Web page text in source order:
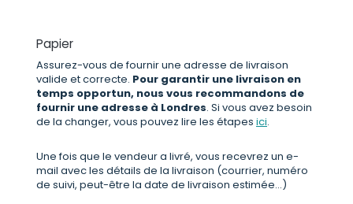
Papier
Assurez-vous de fournir une adresse de livraison
valide et correcte. Pour garantir une livraison en
temps opportun, nous vous recommandons de
fournir une adresse à Londres. Si vous avez besoin
de la changer, vous pouvez lire les étapes ici.
Une fois que le vendeur a livré, vous recevrez un e-
mail avec les détails de la livraison (courrier, numéro
de suivi, peut-être la date de livraison estimée...)